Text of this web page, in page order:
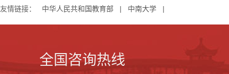
友情链接： 中华人民共和国教育部 | 中南大学 |
全国咨询热线